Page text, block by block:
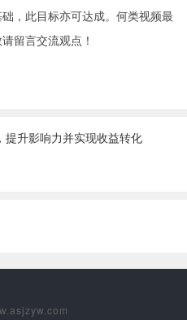
，此目标亦可达成。何类视频最
留言交流观点！
提升影响力并实现收益转化